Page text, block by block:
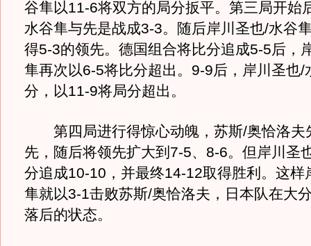
谷隼以11-6将双方的局分扳平。第三局开始
水谷隼与先是战成3-3。随后岸川圣也/水谷
得5-3的领先。德国组合将比分追成5-5后，
隼再次以6-5将比分超出。9-9后，岸川圣也/
分，以11-9将局分超出。
第四局进行得惊心动魄，苏斯/奥恰洛夫
先，随后将领先扩大到7-5、8-6。但岸川圣
分追成10-10，并最终14-12取得胜利。这样
隼就以3-1击败苏斯/奥恰洛夫，日本队在大
落后的状态。